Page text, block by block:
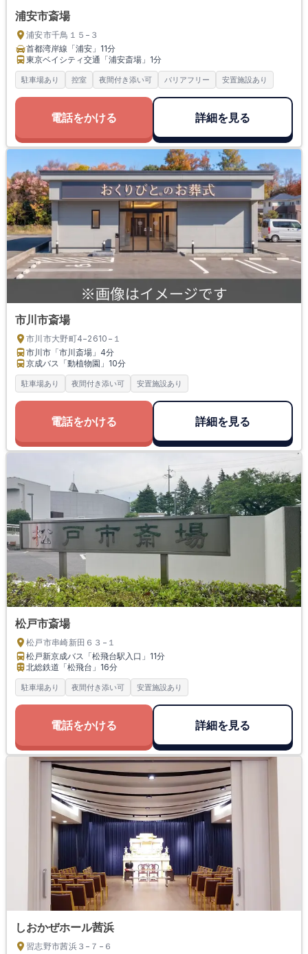
浦安市斎場
浦安市千鳥１５−３
首都湾岸線「浦安」 11分
東京ベイシティ交通「浦安斎場」 1分
駐車場あり 控室 夜間付き添い可 バリアフリー 安置施設あり
電話をかける 詳細を見る
市川市斎場
市川市大野町4−2610−１
市川市「市川斎場」 4分
京成バス「動植物園」 10分
駐車場あり 夜間付き添い可 安置施設あり
電話をかける 詳細を見る
松戸市斎場
松戸市串崎新田６３−１
松戸新京成バス「松飛台駅入口」 11分
北総鉄道「松飛台」 16分
駐車場あり 夜間付き添い可 安置施設あり
電話をかける 詳細を見る
しおかぜホール茜浜
習志野市茜浜３−７−６